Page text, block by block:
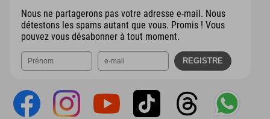
Nous ne partagerons pas votre adresse e-mail. Nous
détestons les spams autant que vous. Promis ! Vous
pouvez vous désabonner à tout moment.